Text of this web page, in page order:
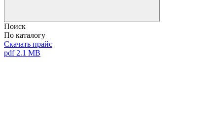
Поиск
По каталогу
Скачать прайс
pdf 2.1 MB